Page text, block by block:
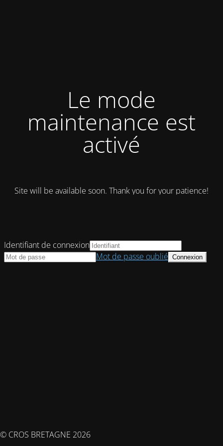
Le mode
maintenance est
activé
Site will be available soon. Thank you for your patience!
© CROS BRETAGNE 2026
Identifiant de connexion
Mot de passe oublié